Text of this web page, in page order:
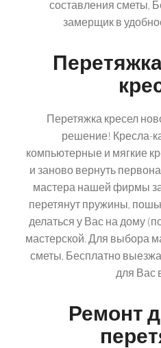
составления сметы,
замерщик в
Перетяжка кресел
решение! Кресла-
компьютерные и мягкие
и заново вернуть
мастера нашей фирмы
перетянут пружины,
делаться у Вас на дому
мастерской. Для выбора
сметы, Бесплатно
для Вас
Ремонт